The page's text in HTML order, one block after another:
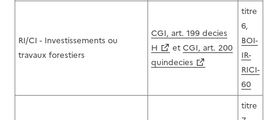
RI/CI - Investissements ou
travaux forestiers
CGI, art. 199 decies
H
et CGI, art. 200
quindecies
titre
6,
BOI-
IR-
RICI-
60
titre